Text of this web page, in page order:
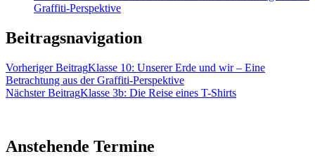
Graffiti-Perspektive
Beitragsnavigation
Vorheriger BeitragKlasse 10: Unserer Erde und wir – Eine
Betrachtung aus der Graffiti-Perspektive
Nächster BeitragKlasse 3b: Die Reise eines T-Shirts
Anstehende Termine